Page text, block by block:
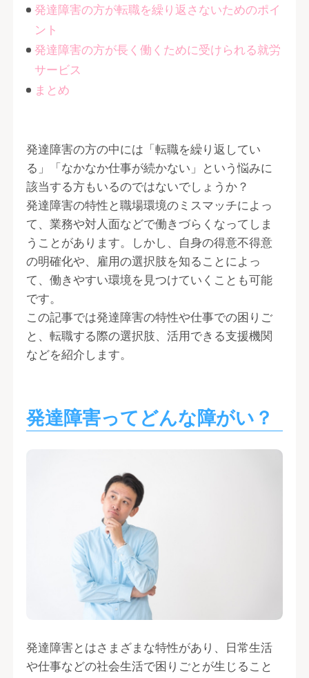
発達障害の方が転職を繰り返さないためのポイ
ント
発達障害の方が長く働くために受けられる就労
サービス
まとめ
発達障害の方の中には「転職を繰り返してい
る」「なかなか仕事が続かない」という悩みに
該当する方もいるのではないでしょうか？
発達障害の特性と職場環境のミスマッチによっ
て、業務や対人面などで働きづらくなってしま
うことがあります。しかし、自身の得意不得意
の明確化や、雇用の選択肢を知ることによっ
て、働きやすい環境を見つけていくことも可能
です。
この記事では発達障害の特性や仕事での困りご
と、転職する際の選択肢、活用できる支援機関
などを紹介します。
発達障害ってどんな障がい？
発達障害とはさまざまな特性があり、日常生活
や仕事などの社会生活で困りごとが生じること